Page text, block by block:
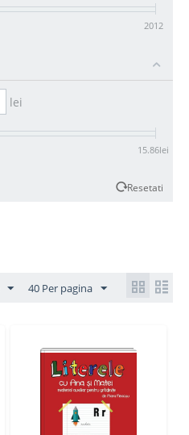
2012
lei
15.86lei
Resetati
40 Per pagina